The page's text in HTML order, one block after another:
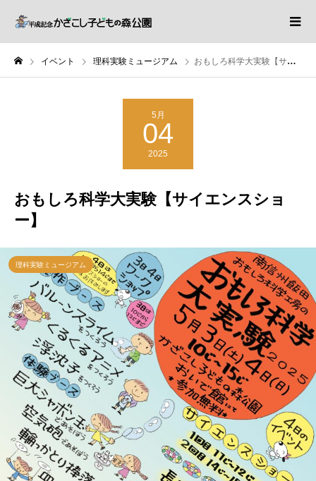
イベント 理科実験ミュージアム おもしろ科学大実験【サイエンスショー】
5月
04
2025
おもしろ科学大実験【サイエンスショ
ー】
理科実験ミュージアム